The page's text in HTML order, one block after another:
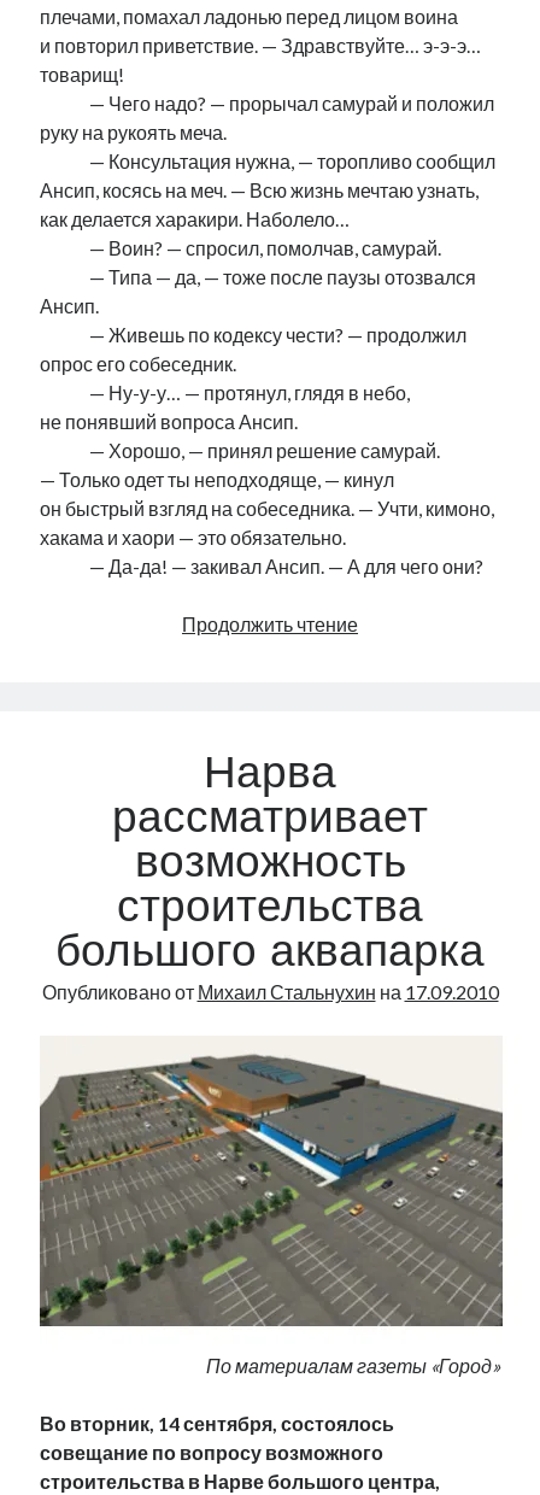
плечами, помахал ладонью перед лицом воина
и повторил приветствие. — Здравствуйте… э-э-э…
товарищ!
— Чего надо? — прорычал самурай и положил
руку на рукоять меча.
— Консультация нужна, — торопливо сообщил
Ансип, косясь на меч. — Всю жизнь мечтаю узнать,
как делается харакири. Наболело…
— Воин? — спросил, помолчав, самурай.
— Типа — да, — тоже после паузы отозвался
Ансип.
— Живешь по кодексу чести? — продолжил
опрос его собеседник.
— Ну-у-у… — протянул, глядя в небо,
не понявший вопроса Ансип.
— Хорошо, — принял решение самурай.
— Только одет ты неподходяще, — кинул
он быстрый взгляд на собеседника. — Учти, кимоно,
хакама и хаори — это обязательно.
— Да-да! — закивал Ансип. — А для чего они?
Продолжить чтениеАнсип
Нарва
рассматривает
возможность
строительства
большого аквапарка
Опубликовано от Михаил Стальнухин на 17.09.2010
По материалам газеты «Город»
Во вторник, 14 сентября, состоялось
совещание по вопросу возможного
строительства в Нарве большого центра,